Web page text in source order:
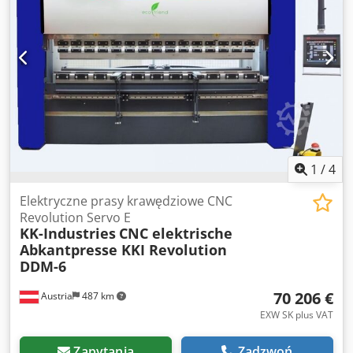
krawędziowa CNC Servo charakteryzuje się wysoką
precyzją, dokładnością i wszechstronnością. - 100%
elektryczny, 0% oleju hydraulicznego - Do 50% mniejsze
zużycie energii w porównaniu z konwencjonalnymi
hydraulicznymi prasami krawędziowymi - Wysoka
wydajność i dokładność - Wysoka prędkość gięcia i
znacznie cichsza praca - Możliwość wykorzystania całej
długości między ramami - Niższe koszty utrzymania -
Przyjazny dla środowiska - Przyjazny dla użytkownika panel
1 /4
Austria 487 km
Elektryczne prasy krawędziowe CNC
Revolution Servo E
KK-Industries CNC elektrische
Abkantpresse KKI Revolution
DDM-6
70 206 €
EXW SK plus VAT